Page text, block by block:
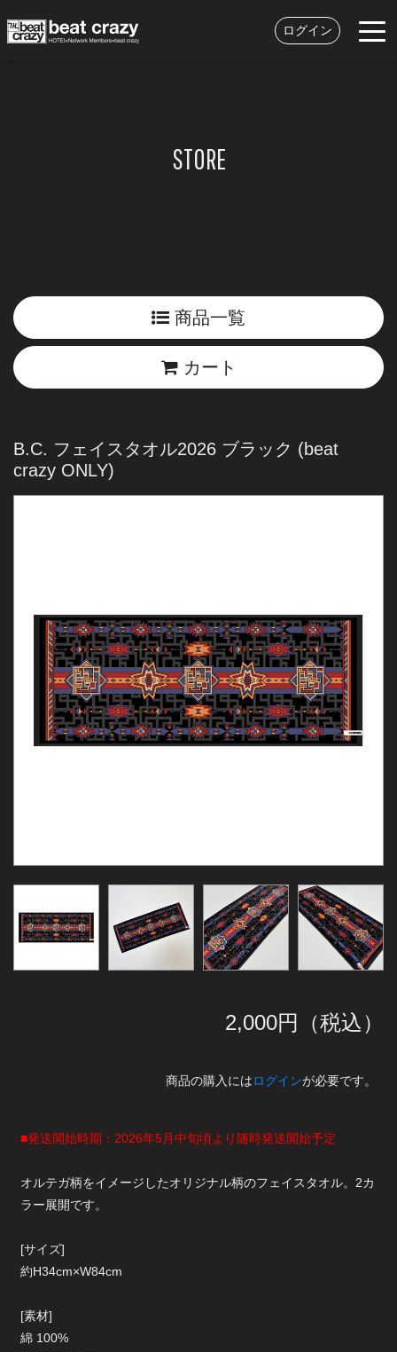
ログイン
STORE
商品一覧
カート
B.C. フェイスタオル2026 ブラック (beat
crazy ONLY)
2,000円（税込）
商品の購入にはログインが必要です。
■発送開始時期：2026年5月中旬頃より随時発送開始予定
オルテガ柄をイメージしたオリジナル柄のフェイスタオル。2カ
ラー展開です。
[サイズ]
約H34cm×W84cm
[素材]
綿 100%